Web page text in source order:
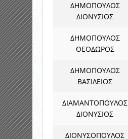
ΔΗΜΟΠΟΥΛΟΣ
ΔΙΟΝΥΣΙΟΣ
ΔΗΜΟΠΟΥΛΟΣ
ΘΕΟΔΩΡΟΣ
ΔΗΜΟΠΟΥΛΟΣ
ΒΑΣΙΛΕΙΟΣ
ΔΙΑΜΑΝΤΟΠΟΥΛΟΣ
ΔΙΟΝΥΣΙΟΣ
ΔΙΟΝΥΣΟΠΟΥΛΟΣ